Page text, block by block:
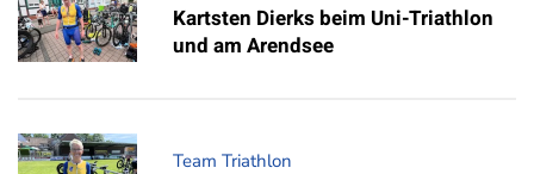
Kartsten Dierks beim Uni-Triathlon
und am Arendsee
Team Triathlon